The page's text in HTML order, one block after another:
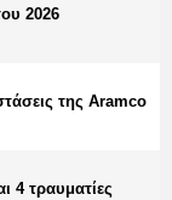
2026
της Aramco
4 τραυματίες